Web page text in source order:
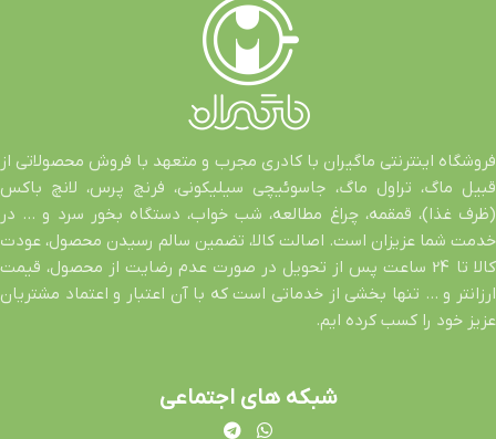
فروشگاه اینترنتی ماگیران با کادری مجرب و متعهد با فروش محصولاتی از
قبیل ماگ، تراول ماگ، جاسوئیچی سیلیکونی، فرنچ پرس، لانچ باکس
(ظرف غذا)، قمقمه، چراغ مطالعه، شب خواب، دستگاه بخور سرد و … در
خدمت شما عزیزان است. اصالت کالا، تضمین سالم رسیدن محصول، عودت
کالا تا 24 ساعت پس از تحویل در صورت عدم رضایت از محصول، قیمت
ارزانتر و … تنها بخشی از خدماتی است که با آن اعتبار و اعتماد مشتریان
عزیز خود را کسب کرده ایم.
شبکه های اجتماعی